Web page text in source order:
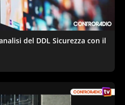
del DDL Sicurezza con il